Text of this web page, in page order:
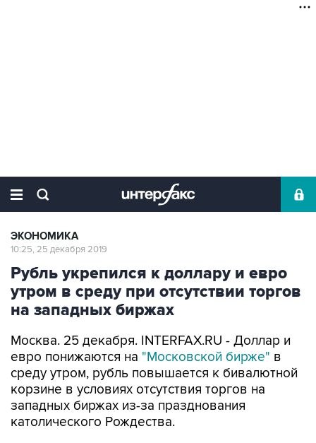
ЭКОНОМИКА
10:25, 25 декабря 2019
Рубль укрепился к доллару и евро
утром в среду при отсутствии торгов
на западных биржах
Москва. 25 декабря. INTERFAX.RU - Доллар и
евро понижаются на "Московской бирже" в
среду утром, рубль повышается к бивалютной
корзине в условиях отсутствия торгов на
западных биржах из-за празднования
католического Рождества.